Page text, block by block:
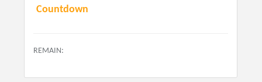
na Copa será composto por: número de peito, camiseta
Countdown
REMAIN: